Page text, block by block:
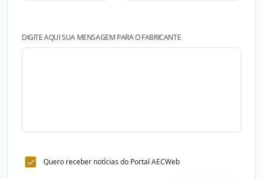
DIGITE AQUI SUA MENSAGEM PARA O FABRICANTE
Quero receber notícias do Portal AECWeb